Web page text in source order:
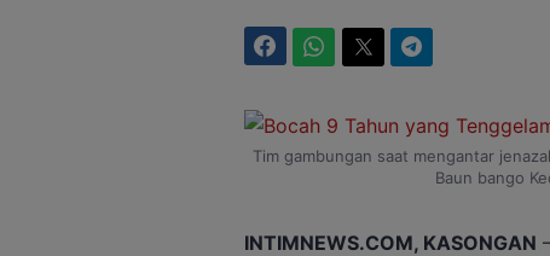
Tim gambungan saat mengantar
Baun bango
INTIMNEWS.COM, KASONGAN